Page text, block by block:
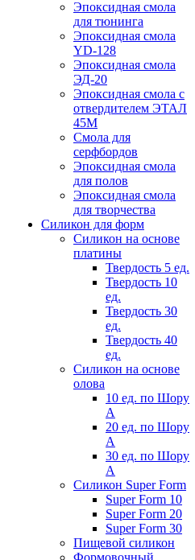
Эпоксидная смола
для тюнинга
Эпоксидная смола
YD-128
Эпоксидная смола
ЭД-20
Эпоксидная смола с
отвердителем ЭТАЛ
45М
Смола для
серфбордов
Эпоксидная смола
для полов
Эпоксидная смола
для творчества
Силикон для форм
Силикон на основе
платины
Твердость 5 ед.
Твердость 10
ед.
Твердость 30
ед.
Твердость 40
ед.
Силикон на основе
олова
10 ед. по Шору
А
20 ед. по Шору
А
30 ед. по Шору
А
Силикон Super Form
Super Form 10
Super Form 20
Super Form 30
Пищевой силикон
Формовочный